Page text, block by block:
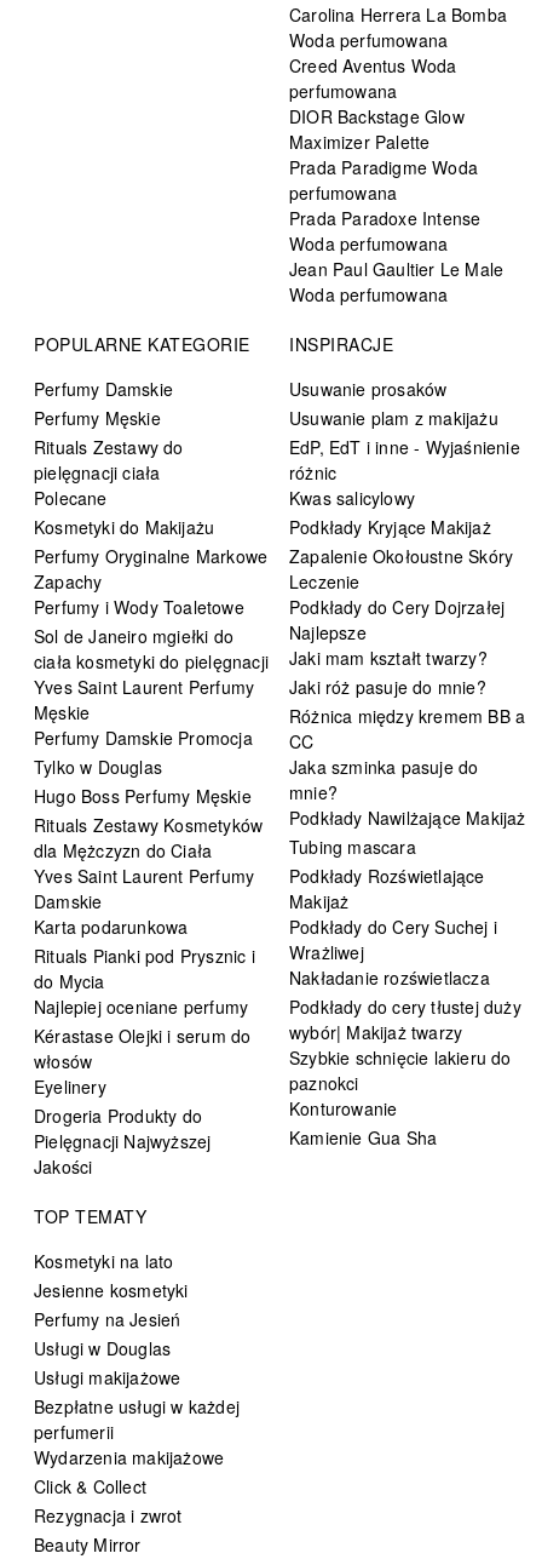
Carolina Herrera La Bomba
Woda perfumowana
Creed Aventus Woda
perfumowana
DIOR Backstage Glow
Maximizer Palette
Prada Paradigme Woda
perfumowana
Prada Paradoxe Intense
Woda perfumowana
Jean Paul Gaultier Le Male
Woda perfumowana
POPULARNE KATEGORIE
Perfumy Damskie
Perfumy Męskie
Rituals Zestawy do
pielęgnacji ciała
Polecane
Kosmetyki do Makijażu
Perfumy Oryginalne Markowe
Zapachy
Perfumy i Wody Toaletowe
Sol de Janeiro mgiełki do
ciała kosmetyki do pielęgnacji
Yves Saint Laurent Perfumy
Męskie
Perfumy Damskie Promocja
Tylko w Douglas
Hugo Boss Perfumy Męskie
Rituals Zestawy Kosmetyków
dla Mężczyzn do Ciała
Yves Saint Laurent Perfumy
Damskie
Karta podarunkowa
Rituals Pianki pod Prysznic i
do Mycia
Najlepiej oceniane perfumy
Kérastase Olejki i serum do
włosów
Eyelinery
Drogeria Produkty do
Pielęgnacji Najwyższej
Jakości
INSPIRACJE
Usuwanie prosaków
Usuwanie plam z makijażu
EdP, EdT i inne - Wyjaśnienie
różnic
Kwas salicylowy
Podkłady Kryjące Makijaż
Zapalenie Okołoustne Skóry
Leczenie
Podkłady do Cery Dojrzałej
Najlepsze
Jaki mam kształt twarzy?
Jaki róż pasuje do mnie?
Różnica między kremem BB a
CC
Jaka szminka pasuje do
mnie?
Podkłady Nawilżające Makijaż
Tubing mascara
Podkłady Rozświetlające
Makijaż
Podkłady do Cery Suchej i
Wrażliwej
Nakładanie rozświetlacza
Podkłady do cery tłustej duży
wybór| Makijaż twarzy
Szybkie schnięcie lakieru do
paznokci
Konturowanie
Kamienie Gua Sha
TOP TEMATY
Kosmetyki na lato
Jesienne kosmetyki
Perfumy na Jesień
Usługi w Douglas
Usługi makijażowe
Bezpłatne usługi w każdej
perfumerii
Wydarzenia makijażowe
Click & Collect
Rezygnacja i zwrot
Beauty Mirror